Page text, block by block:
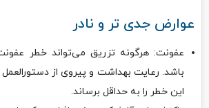
عوارض جدی تر و نادر
عفونت: هرگونه تزریق می‌تواند خطر
باشد. رعایت بهداشت و پیروی از
این خطر را به حداقل برساند.